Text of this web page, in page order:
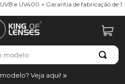
e UV400 + Garantia de fabricação de 1
modelo
Veja aqui!